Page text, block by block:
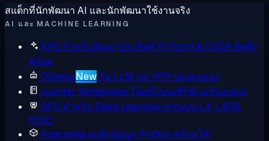
สแต็กที่นักพัฒนา AI และนักพัฒนาใช้งานจริง
AI และ MACHINE LEARNING
VPS สำหรับปัญญาประดิษฐ์ PyTorch & CUDA ติดตั้ง
พร้อม
Ollama New รัน LLM บน VPS ของคุณเอง
Jupyter Notebooks โน้ตบุ๊กบนเซิร์ฟเวอร์ของคุณ
GPU สำหรับ Deep Learning เทรนบน L4, L40S,
H100
Anaconda สแต็กข้อมูล Python พร้อมใช้